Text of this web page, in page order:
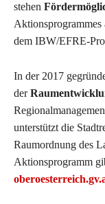
stehen
dem IBW/EFRE-
In der 2017
der
unterstützt die
Raumordnung des
Aktionsprogramm